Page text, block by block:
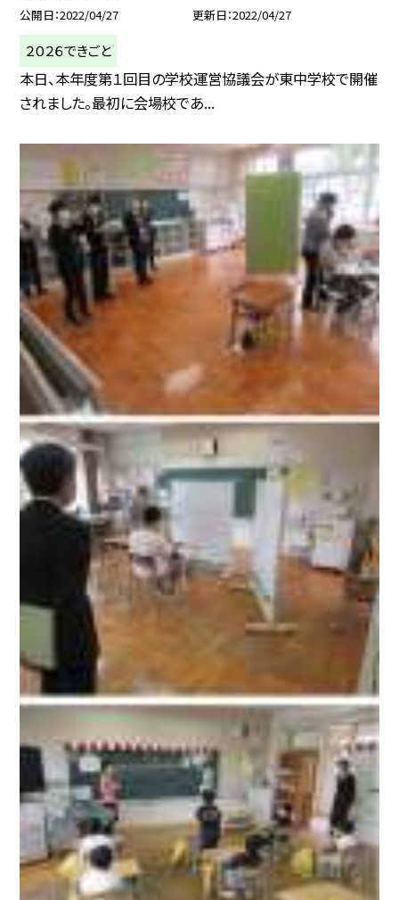
公開日 2022/04/27 更新日 2022/04/27
２０２６できごと
本日、本年度第１回目の学校運営協議会が東中学校で開催
されました。最初に会場校であ...